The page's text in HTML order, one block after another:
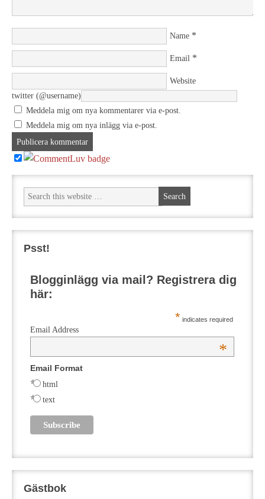
Name *
Email *
Website
twitter (@username)
Meddela mig om nya kommentarer via e-post.
Meddela mig om nya inlägg via e-post.
Psst!
Blogginlägg via mail? Registrera dig
här:
* indicates required
Email Address
*
Email Format
html
text
Gästbok